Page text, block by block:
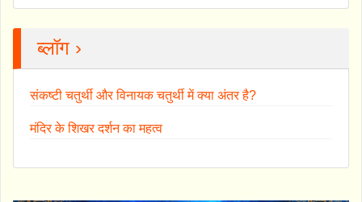
ब्लॉग ›
संकष्टी चतुर्थी और विनायक चतुर्थी में क्या अंतर है?
मंदिर के शिखर दर्शन का महत्व